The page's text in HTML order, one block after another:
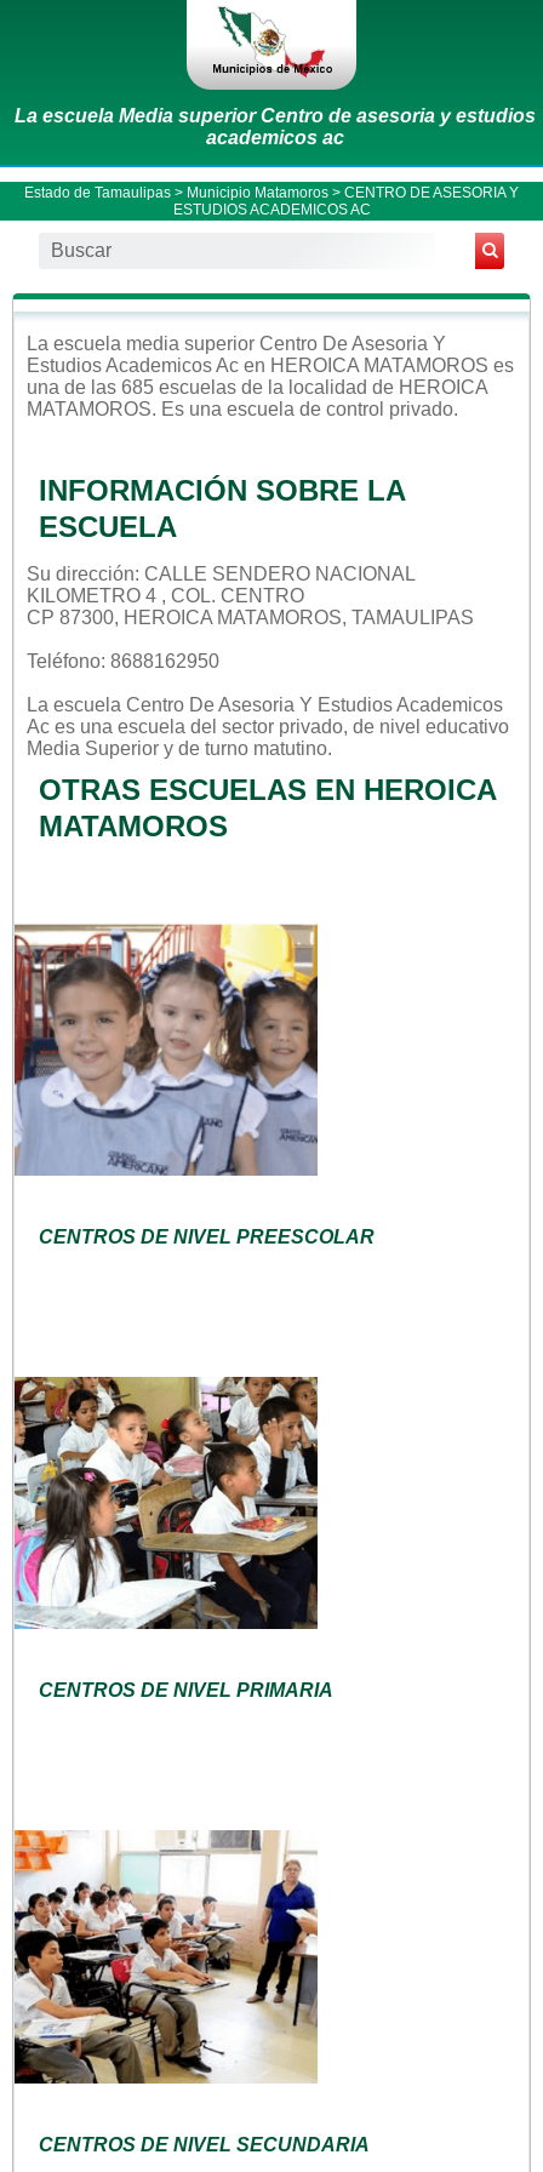
La escuela Media superior Centro de asesoria y estudios
academicos ac
Estado de Tamaulipas > Municipio Matamoros > CENTRO DE ASESORIA Y
ESTUDIOS ACADEMICOS AC
La escuela media superior Centro De Asesoria Y
Estudios Academicos Ac en HEROICA MATAMOROS es
una de las 685 escuelas de la localidad de HEROICA
MATAMOROS. Es una escuela de control privado.
INFORMACIÓN SOBRE LA
ESCUELA
Su dirección: CALLE SENDERO NACIONAL
KILOMETRO 4 , COL. CENTRO
CP 87300, HEROICA MATAMOROS, TAMAULIPAS
Teléfono: 8688162950
La escuela Centro De Asesoria Y Estudios Academicos
Ac es una escuela del sector privado, de nivel educativo
Media Superior y de turno matutino.
OTRAS ESCUELAS EN HEROICA
MATAMOROS
CENTROS DE NIVEL PREESCOLAR
CENTROS DE NIVEL PRIMARIA
CENTROS DE NIVEL SECUNDARIA